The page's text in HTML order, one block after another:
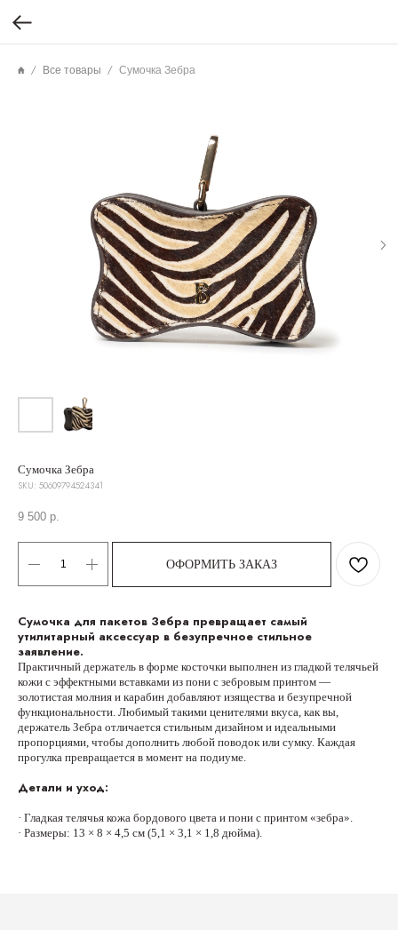
Все товары Сумочка Зебра
Сумочка Зебра
SKU: 50609794524341
9 500 р.
ОФОРМИТЬ ЗАКАЗ
Сумочка для пакетов Зебра превращает самый
утилитарный аксессуар в безупречное стильное
заявление.
Практичный держатель в форме косточки выполнен из гладкой телячьей
кожи с эффектными вставками из пони с зебровым принтом —
золотистая молния и карабин добавляют изящества и безупречной
функциональности. Любимый такими ценителями вкуса, как вы,
держатель Зебра отличается стильным дизайном и идеальными
пропорциями, чтобы дополнить любой поводок или сумку. Каждая
прогулка превращается в момент на подиуме.
Детали и уход:
· Гладкая телячья кожа бордового цвета и пони с принтом «зебра».
· Размеры: 13 × 8 × 4,5 см (5,1 × 3,1 × 1,8 дюйма).
Руководство по размерам